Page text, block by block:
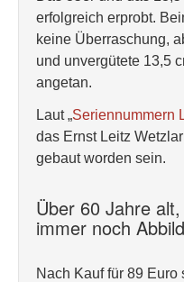
erfolgreich erprobt.
keine Überraschung,
und unvergütete 13,5
angetan.
Laut „Seriennummern
das Ernst Leitz
gebaut worden sein.
Über 60 Jahre
immer noch
Nach Kauf für 89